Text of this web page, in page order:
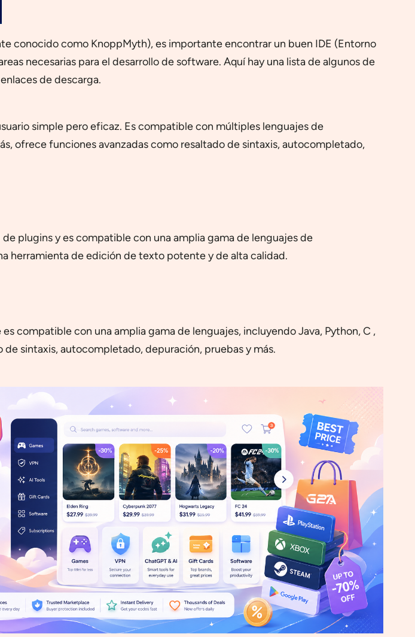
conocido como KnoppMyth), es importante encontrar un buen IDE (Entorno
necesarias para el desarrollo de software. Aquí hay una lista de algunos de
de descarga.
simple pero eficaz. Es compatible con múltiples lenguajes de
ofrece funciones avanzadas como resaltado de sintaxis, autocompletado,
plugins y es compatible con una amplia gama de lenguajes de
herramienta de edición de texto potente y de alta calidad.
compatible con una amplia gama de lenguajes, incluyendo Java, Python, C ,
sintaxis, autocompletado, depuración, pruebas y más.